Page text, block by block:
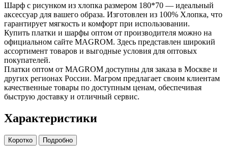
Шарф с рисунком из хлопка размером 180*70 — идеальный
аксессуар для вашего образа. Изготовлен из 100% Хлопка, что
гарантирует мягкость и комфорт при использовании.
Купить платки и шарфы оптом от производителя можно на
официальном сайте MAGROM. Здесь представлен широкий
ассортимент товаров и выгодные условия для оптовых
покупателей.
Платки оптом от MAGROM доступны для заказа в Москве и
других регионах России. Магром предлагает своим клиентам
качественные товары по доступным ценам, обеспечивая
быструю доставку и отличный сервис.
Характеристики
Коротко Подробно